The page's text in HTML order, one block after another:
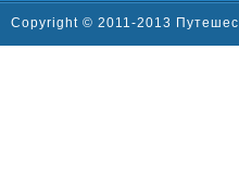
Copyright © 2011-2013